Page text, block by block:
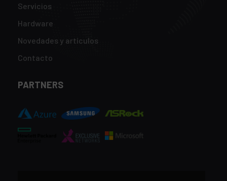
Servicios
Hardware
Novedades y artículos
Contacto
PARTNERS